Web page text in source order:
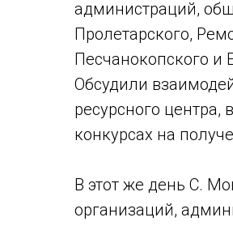
администраций,
Пролетарского,
Песчанокопского и
Обсудили
ресурсного
конкурсах на
В этот же день С.
организаций,